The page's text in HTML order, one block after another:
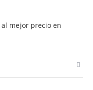
al mejor precio en